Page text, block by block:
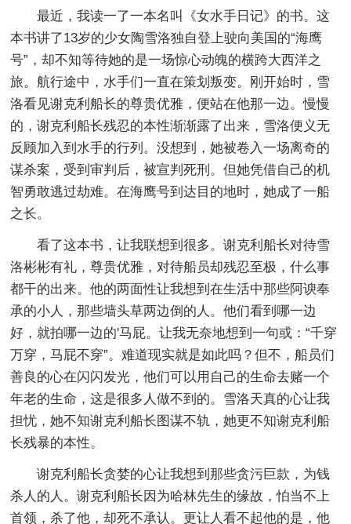
最近，我读一了一本名叫《女水手日记》的书。这
本书讲了13岁的少女陶雪洛独自登上驶向美国的“海鹰
号”，却不知等待她的是一场惊心动魄的横跨大西洋之
旅。航行途中，水手们一直在策划叛变。刚开始时，雪
洛看见谢克利船长的尊贵优雅，便站在他那一边。慢慢
的，谢克利船长残忍的本性渐渐露了出来，雪洛便义无
反顾加入到水手的行列。没想到，她被卷入一场离奇的
谋杀案，受到审判后，被宣判死刑。但她凭借自己的机
智勇敢逃过劫难。在海鹰号到达目的地时，她成了一船
之长。
看了这本书，让我联想到很多。谢克利船长对待雪
洛彬彬有礼，尊贵优雅，对待船员却残忍至极，什么事
都干的出来。他的两面性让我想到在生活中那些阿谀奉
承的小人，那些墙头草两边倒的人。他们看到哪一边
好，就拍哪一边的'马屁。让我无奈地想到一句或：“千穿
万穿，马屁不穿”。难道现实就是如此吗？但不，船员们
善良的心在闪闪发光，他们可以用自己的生命去赌一个
年老的生命，这是很多人做不到的。雪洛天真的心让我
担忧，她不知谢克利船长图谋不轨，她更不知谢克利船
长残暴的本性。
谢克利船长贪婪的心让我想到那些贪污巨款，为钱
杀人的人。谢克利船长因为哈林先生的缘故，怕当不上
首领，杀了他，却死不承认。更让人看不起他的是，他